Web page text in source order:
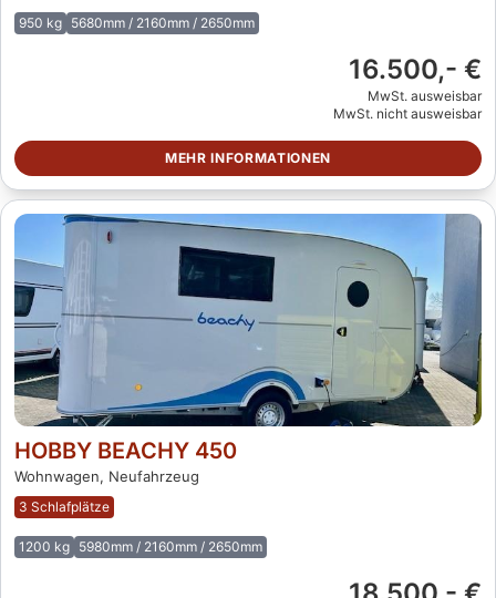
950 kg 5680mm / 2160mm / 2650mm
16.500,- €
MwSt. ausweisbar
MwSt. nicht ausweisbar
MEHR INFORMATIONEN
HOBBY BEACHY 450
Wohnwagen, Neufahrzeug
3 Schlafplätze
1200 kg 5980mm / 2160mm / 2650mm